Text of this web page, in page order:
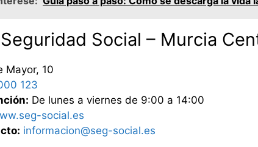
Social – Murcia
Mayor, 10
123
De lunes a viernes de 9:00 a 14:00
social.es
informacion@seg-social.es